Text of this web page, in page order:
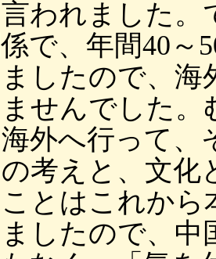
われました
で、年間40～
したので、海
せんでした。
外へ行って、
考えと、文化
とはこれから
したので、中